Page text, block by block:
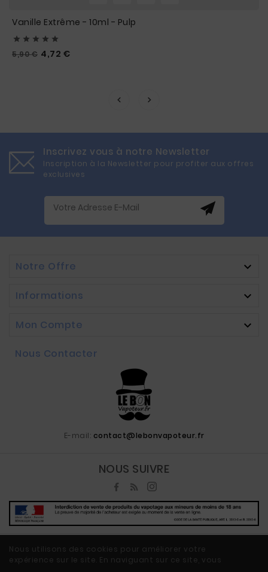
Nous utilisons des cookies pour améliorer votre
expérience sur le site. En naviguant sur ce site, vous
Vanille Extrême - 10ml - Pulp
    
5,90 € Prix
4,72 €
Inscrivez vous à notre Newsletter
Inscription à la Newsletter pour profiter aux offres
exclusives
Notre Offre 
Informations 
Mon Compte 
Nous Contacter
E-mail: contact@lebonvapoteur.fr
NOUS SUIVRE